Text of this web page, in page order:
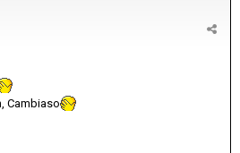
Cambiaso